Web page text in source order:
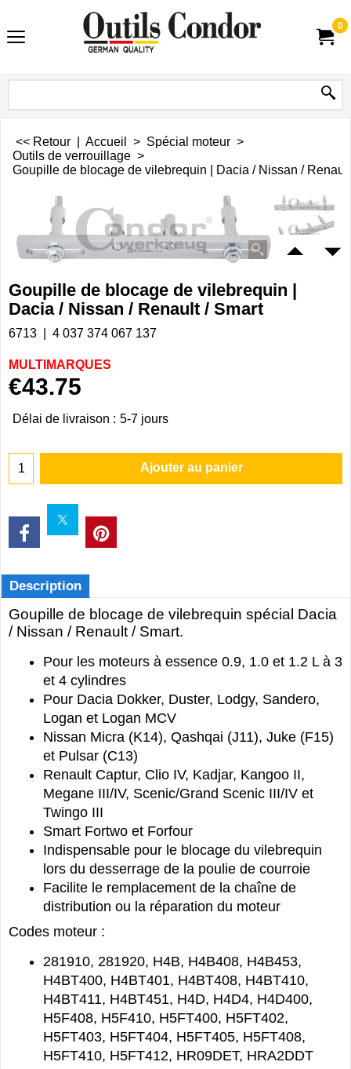
0
<< Retour Accueil > Spécial moteur >
Outils de verrouillage >
Goupille de blocage de vilebrequin | Dacia / Nissan /
Goupille de blocage de vilebrequin |
Dacia / Nissan / Renault / Smart
6713 4 037 374 067 137
MULTIMARQUES
€43.75
Délai de livraison : 5-7 jours
Ajouter au panier
Description
Goupille de blocage de vilebrequin spécial Dacia
/ Nissan / Renault / Smart.
Pour les moteurs à essence 0.9, 1.0 et 1.2 L à 3
et 4 cylindres
Pour Dacia Dokker, Duster, Lodgy, Sandero,
Logan et Logan MCV
Nissan Micra (K14), Qashqai (J11), Juke (F15)
et Pulsar (C13)
Renault Captur, Clio IV, Kadjar, Kangoo II,
Megane III/IV, Scenic/Grand Scenic III/IV et
Twingo III
Smart Fortwo et Forfour
Indispensable pour le blocage du vilebrequin
lors du desserrage de la poulie de courroie
Facilite le remplacement de la chaîne de
distribution ou la réparation du moteur
Codes moteur :
281910, 281920, H4B, H4B408, H4B453,
H4BT400, H4BT401, H4BT408, H4BT410,
H4BT411, H4BT451, H4D, H4D4, H4D400,
H5F408, H5F410, H5FT400, H5FT402,
H5FT403, H5FT404, H5FT405, H5FT408,
H5FT410, H5FT412, HR09DET, HRA2DDT